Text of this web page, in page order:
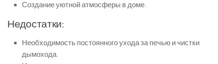
Создание уютной атмосферы в доме.
Недостатки:
Необходимость постоянного ухода за печью и чистки
дымохода.